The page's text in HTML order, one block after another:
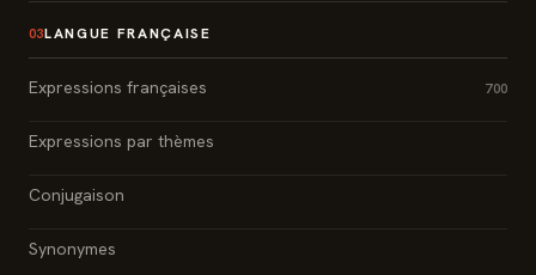
03LANGUE FRANÇAISE
Expressions françaises 700
Expressions par thèmes
Conjugaison
Synonymes